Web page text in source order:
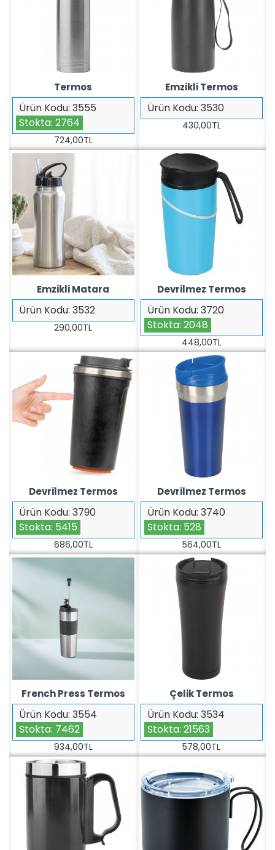
Ürün Kodu: 3555
Stokta: 2764
Termos
724,00TL
Ürün Kodu: 3530
Emzikli Termos
430,00TL
Ürün Kodu: 3532
Emzikli Matara
290,00TL
Ürün Kodu: 3720
Stokta: 2048
Devrilmez Termos
448,00TL
Ürün Kodu: 3790
Stokta: 5415
Devrilmez Termos
686,00TL
Ürün Kodu: 3740
Stokta: 528
Devrilmez Termos
564,00TL
Ürün Kodu: 3554
Stokta: 7462
French Press Termos
934,00TL
Ürün Kodu: 3534
Stokta: 21563
Çelik Termos
578,00TL